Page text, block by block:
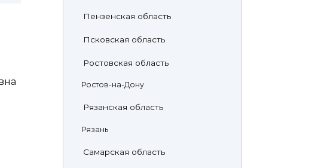
Пензенская область
Псковская область
Ростовская область
Ростов-на-Дону
Рязанская область
Рязань
Самарская область